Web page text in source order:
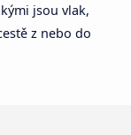
jsou vlak,
z nebo do